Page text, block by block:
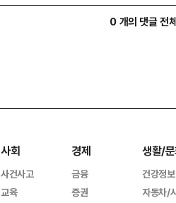
0 개의 댓글 전
사회
사건사고
교육
경제
금융
증권
생활/
건강정보
자동차/